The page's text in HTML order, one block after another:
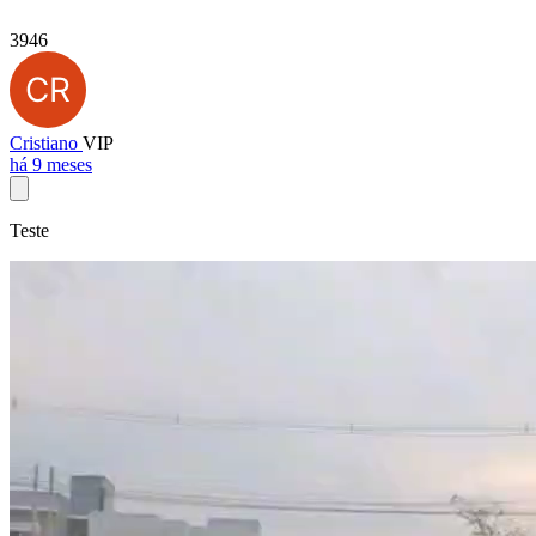
3946
Cristiano VIP
há 9 meses
Teste